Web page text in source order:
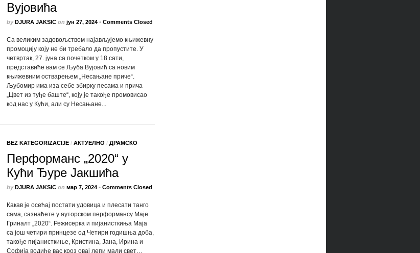
Вујовића
byDJURA JAKSICon јун 27, 2024 • Comments Closed
Са великим задовољством најављујемо књижевну
промоцију коју не би требало да пропустите. У
четвртак, 27. јуна са почетком у 18 сати,
представиће вам се Љуба Вујовић са новим
књижевним остварењем „Несањане приче“.
Љубомир има иза себе збирку песама и прича
„Цвет из туђе баште“, коју је такође промовисао
код нас у Кући, али су Несањане...
BEZ KATEGORIZACIJE/ АКТУЕЛНО / ДРАМСКО
Перформанс „2020“ у
Кући Ђуре Јакшића
byDJURA JAKSICon мар 7, 2024 • Comments Closed
Какав је осећај постати удовица и плесати танго
сама, сазнаћете у ауторском перформансу Маје
Гриналт „2020“. Режисерка и пијанисткиња Маја
са још четири принцезе од Четири годишња доба,
такође пијанисткиње, Кристина, Јана, Ирина и
Софија водиће вас кроз овај лепи мали свет…